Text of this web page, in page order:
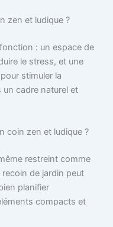
zen et ludique ?
: un espace de
le stress, et une
stimuler la
un cadre naturel et
coin zen et ludique ?
restreint comme
de jardin peut
planifier
compacts et